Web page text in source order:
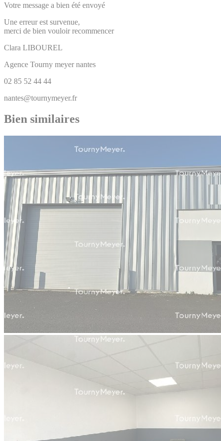
Votre message a bien été envoyé
Une erreur est survenue,
merci de bien vouloir recommencer
Clara LIBOUREL
Agence Tourny meyer nantes
02 85 52 44 44
nantes@tournymeyer.fr
Bien similaires